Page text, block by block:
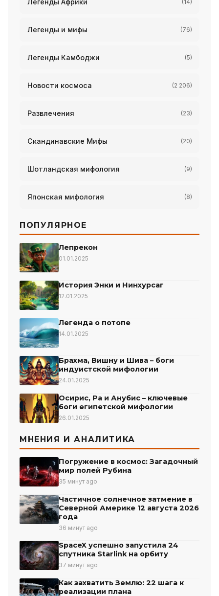
Легенды Африки (14)
Легенды и мифы (76)
Легенды Камбоджи (5)
Новости космоса (2 206)
Развлечения (23)
Скандинавские Мифы (20)
Шотландская мифология (9)
Японская мифология (8)
ПОПУЛЯРНОЕ
Лепрекон
01.01.2025
История Энки и Нинхурсаг
12.01.2025
Легенда о потопе
14.01.2025
Брахма, Вишну и Шива – боги
индуистской мифологии
24.01.2025
Осирис, Ра и Анубис – ключевые
боги египетской мифологии
26.01.2025
МНЕНИЯ И АНАЛИТИКА
Погружение в космос: Загадочный
мир полей Рубина
35 минут ago
Частичное солнечное затмение в
Северной Америке 12 августа 2026
года
36 минут ago
SpaceX успешно запустила 24
спутника Starlink на орбиту
37 минут ago
Как захватить Землю: 22 шага к
реализации плана